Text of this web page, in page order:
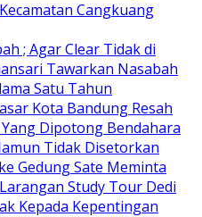
Cangkuang
; Agar Clear Tidak di
Tawarkan Nasabah
Satu Tahun
Kota Bandung Resah
Dipotong Bendahara
Tidak Disetorkan
Gedung Sate Meminta
Study Tour Dedi
Kepada Kepentingan